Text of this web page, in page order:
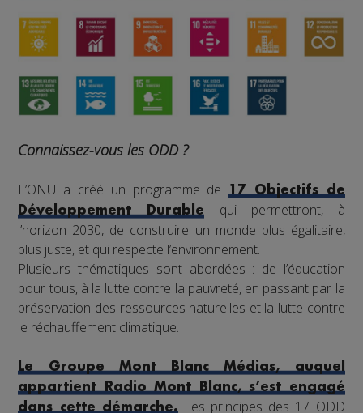
Connaissez-vous les ODD ?
L’ONU a créé un programme de17 Objectifs de
Développement Durable
qui permettront, à
l’horizon 2030, de construire un monde plus égalitaire,
plus juste, et qui respecte l’environnement.
Plusieurs thématiques sont abordées : de l’éducation
pour tous, à la lutte contre la pauvreté, en passant par la
préservation des ressources naturelles et la lutte contre
le réchauffement climatique.
Le Groupe Mont Blanc Médias, auquel
appartient Radio Mont Blanc, s’est engagé
dans cette démarche.Les principes des 17 ODD